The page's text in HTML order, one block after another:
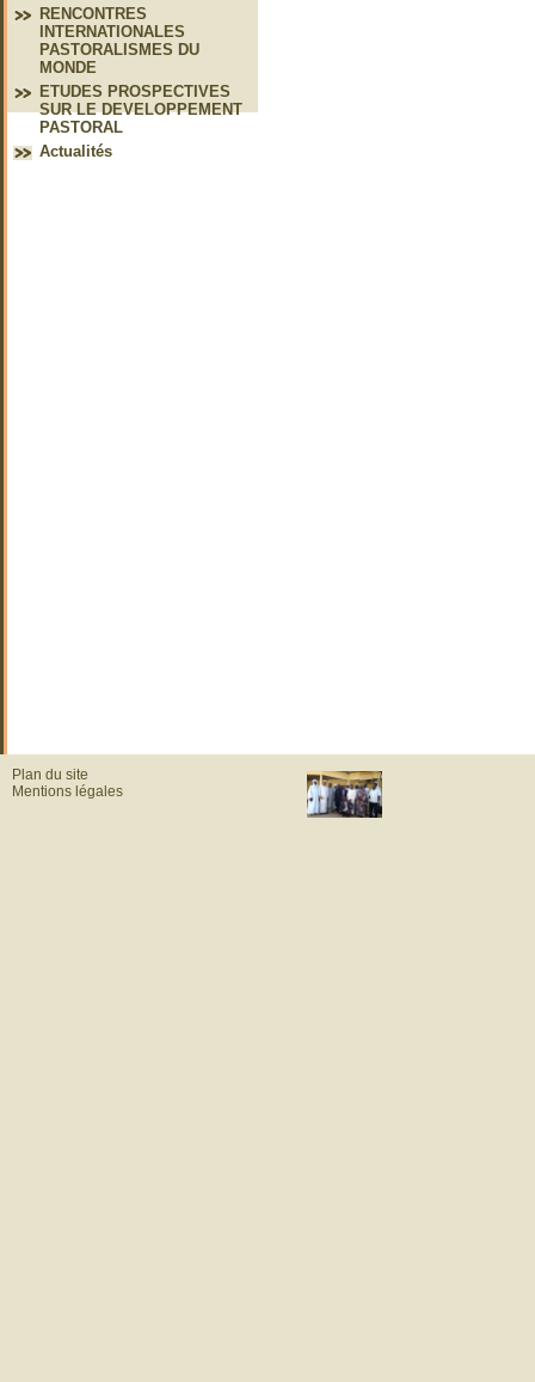
RENCONTRES
INTERNATIONALES
PASTORALISMES DU
MONDE
ETUDES PROSPECTIVES
SUR LE DEVELOPPEMENT
PASTORAL
Actualités
Plan du site
Mentions légales